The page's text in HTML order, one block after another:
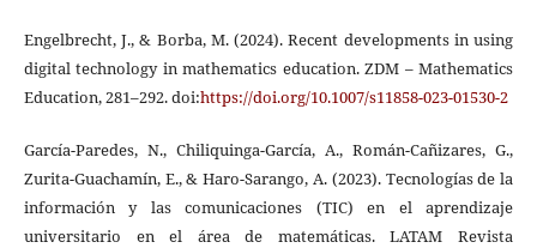
Engelbrecht, J., & Borba, M. (2024). Recent developments in using
digital technology in mathematics education. ZDM – Mathematics
Education, 281–292. doi:https://doi.org/10.1007/s11858-023-01530-2
García-Paredes, N., Chiliquinga-García, A., Román-Cañizares, G.,
Zurita-Guachamín, E., & Haro-Sarango, A. (2023). Tecnologías de la
información y las comunicaciones (TIC) en el aprendizaje
universitario en el área de matemáticas. LATAM Revista